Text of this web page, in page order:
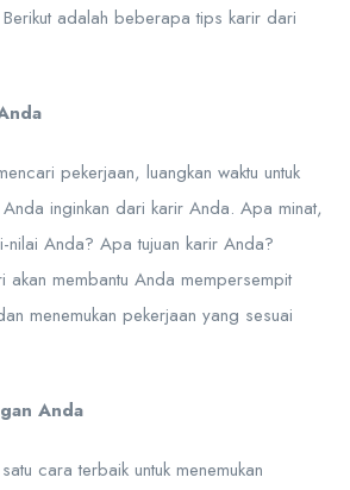
adalah beberapa tips karir dari
pekerjaan, luangkan waktu untuk
inginkan dari karir Anda. Apa minat,
nilai Anda? Apa tujuan karir Anda?
akan membantu Anda mempersempit
menemukan pekerjaan yang sesuai
Anda
cara terbaik untuk menemukan